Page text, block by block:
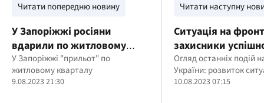
Читати попередню новину
У Запоріжжі росіяни
вдарили по житловому
кварталу: є загиблі
(оновлено)
У Запоріжжі "прильот" по
житловому кварталу
9.08.2023 21:30
Читати наступну
Ситуація на
захисники
атаки в районі
Огляд останніх подій
України: розвиток
10.08.2023 07:15